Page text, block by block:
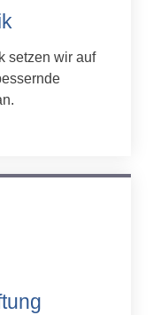
setzen wir auf